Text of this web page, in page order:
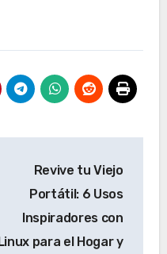
Revive tu Viejo
Portátil: 6 Usos
Inspiradores con
para el Hogar y